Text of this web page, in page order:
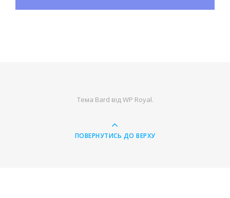
Тема Bard відWP Royal.
ПОВЕРНУТИСЬ ДО ВЕРХУ